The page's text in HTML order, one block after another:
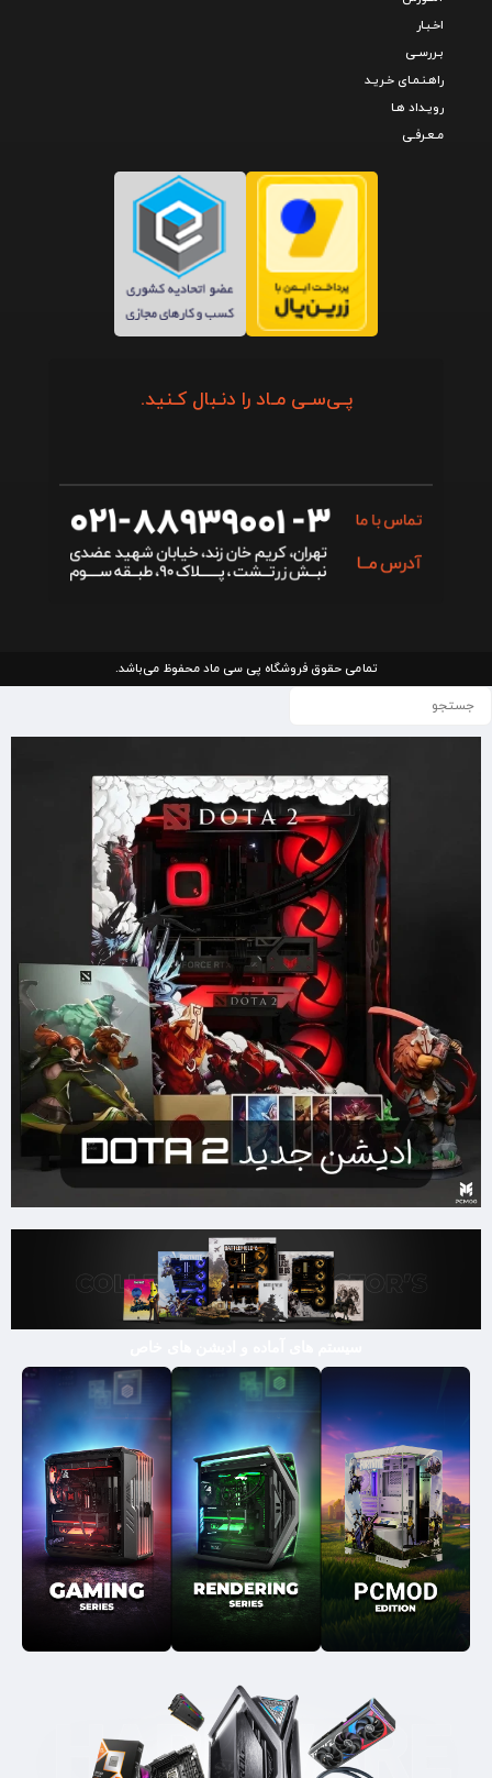
اخـبـار
بـررسـی
راهـنـمـای خـریـد
رویـداد هـا
مـعـرفـی
پـی‌سـی مـاد را دنـبال کـنید.
تمامی حقوق فروشگاه پی سی ماد محفوظ می‌باشد.